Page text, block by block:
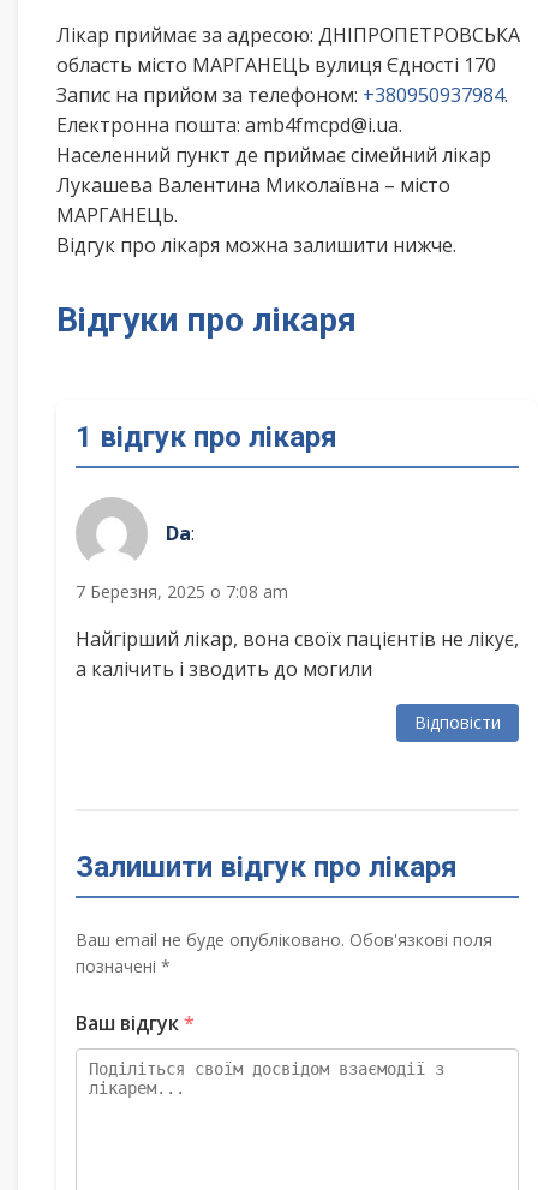
Лікар приймає за адресою: ДНІПРОПЕТРОВСЬКА
область місто МАРГАНЕЦЬ вулиця Єдності 170
Запис на прийом за телефоном: +380950937984.
Електронна пошта: amb4fmcpd@i.ua.
Населенний пункт де приймає сімейний лікар
Лукашева Валентина Миколаївна – місто
МАРГАНЕЦЬ.
Відгук про лікаря можна залишити нижче.
Відгуки про лікаря
1 відгук про лікаря
Da:
7 Березня, 2025 о 7:08 am
Найгірший лікар, вона своїх пацієнтів не лікує,
а калічить і зводить до могили
Відповісти
Залишити відгук про лікаря
Ваш email не буде опубліковано. Обов'язкові поля
позначені *
Ваш відгук*